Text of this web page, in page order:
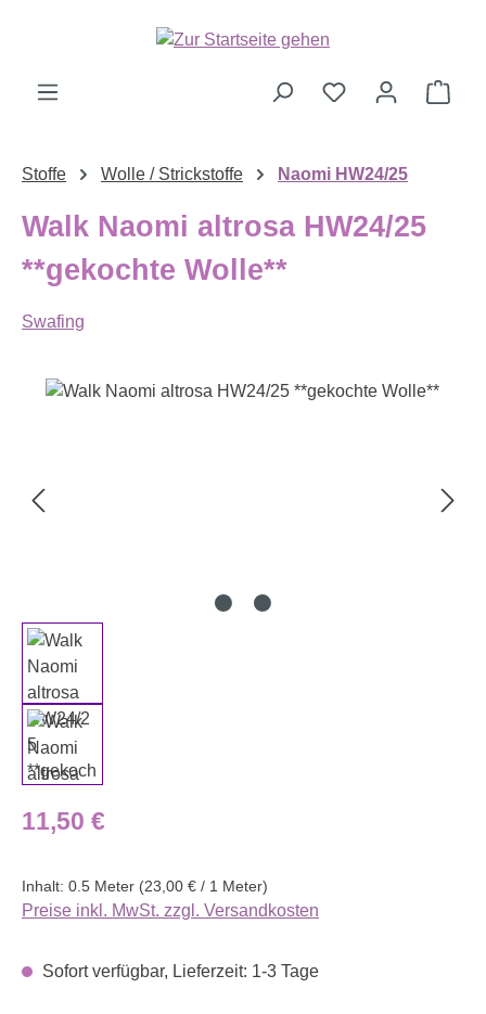
Zum Hauptinhalt springen
Stoffe Wolle / Strickstoffe Naomi HW24/25
Walk Naomi altrosa HW24/25
**gekochte Wolle**
Swafing
Bildergalerie überspringen
Regulärer Preis:
11,50 €
Inhalt: 0.5 Meter (23,00 € / 1 Meter)
Preise inkl. MwSt. zzgl. Versandkosten
Sofort verfügbar, Lieferzeit: 1-3 Tage